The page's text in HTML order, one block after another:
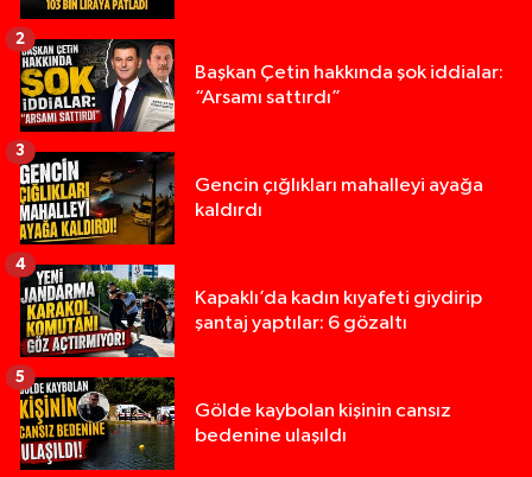
Başkan Çetin hakkında şok iddialar:
“Arsamı sattırdı”
2
Gencin çığlıkları mahalleyi ayağa
kaldırdı
3
Kapaklı’da kadın kıyafeti giydirip
şantaj yaptılar: 6 gözaltı
4
Gölde kaybolan kişinin cansız
bedenine ulaşıldı
5